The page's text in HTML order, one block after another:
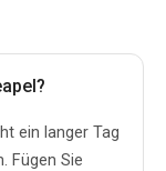
ein langer Tag
Fügen Sie